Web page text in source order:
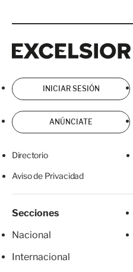
INICIAR SESIÓN
ANÚNCIATE
Directorio
Aviso de Privacidad
Secciones
Nacional
Internacional